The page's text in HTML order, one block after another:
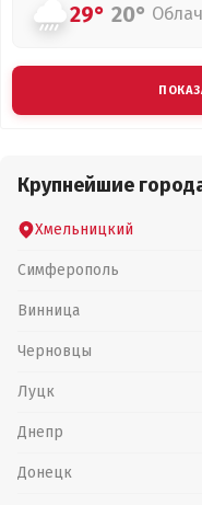
29° 20°
Крупнейшие
Хмельницкий
Симферополь
Винница
Черновцы
Луцк
Днепр
Донецк